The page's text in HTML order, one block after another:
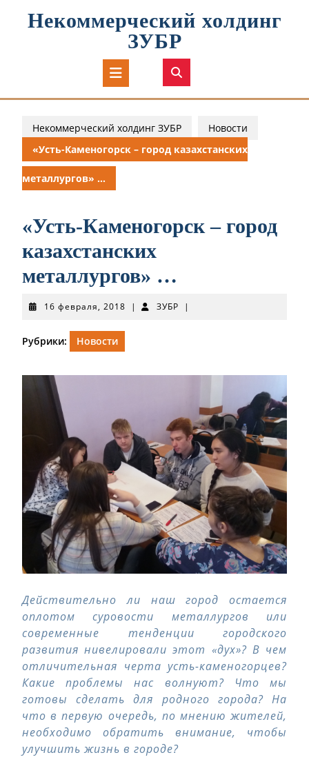
Некоммерческий холдинг
ЗУБР
Кнопка
Открыть
Некоммерческий холдинг ЗУБР
Новости
«Усть-Каменогорск – город казахстанских
металлургов» …
«Усть-Каменогорск – город
казахстанских
металлургов» …
16 февраля, 2018 16| ЗУБР ЗУБР
|
Рубрики: Новости
Действительно ли наш город остается
оплотом суровости металлургов или
современные тенденции городского
развития нивелировали этот «дух»? В чем
отличительная черта усть-каменогорцев?
Какие проблемы нас волнуют? Что мы
готовы сделать для родного города? На
что в первую очередь, по мнению жителей,
необходимо обратить внимание, чтобы
улучшить жизнь в городе?